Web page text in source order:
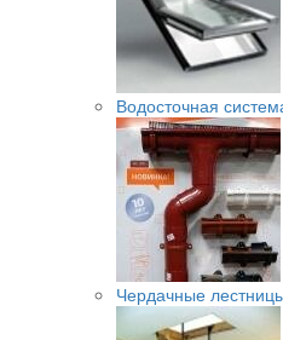
Водосточная
Чердачные